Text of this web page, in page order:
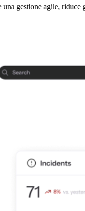
gestione agile, riduce